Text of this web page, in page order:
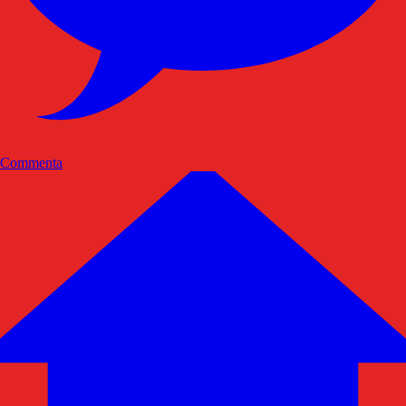
Commenta